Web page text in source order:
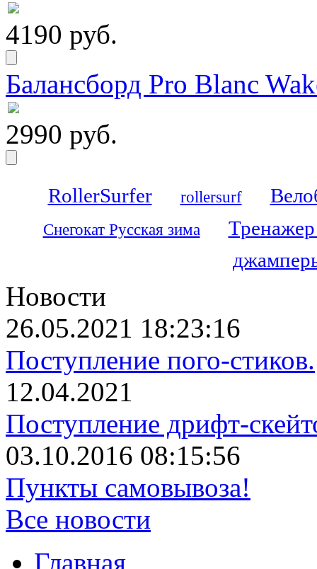
4190 руб.
Балансборд Pro Blanc
2990 руб.
RollerSurfer rollersurf
Снегокат Русская зима
Новости
26.05.2021 18:23:16
Поступление пого-стиков.
12.04.2021
Поступление дрифт-
03.10.2016 08:15:56
Пункты самовывоза!
Все новости
Главная